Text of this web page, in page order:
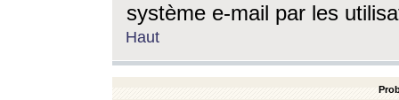
système e-mail par les
Haut